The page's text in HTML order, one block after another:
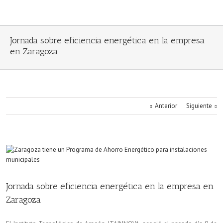
Jornada sobre eficiencia energética en la empresa
en Zaragoza
Anterior Siguiente
Jornada sobre eficiencia energética en la empresa en
Zaragoza